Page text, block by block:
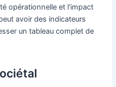
opérationnelle et l’impact
avoir des indicateurs
un tableau complet de